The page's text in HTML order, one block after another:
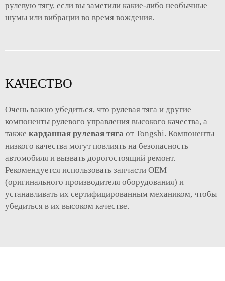
рулевую тягу, если вы заметили какие-либо необычные
шумы или вибрации во время вождения.
КАЧЕСТВО
Очень важно убедиться, что рулевая тяга и другие
компоненты рулевого управления высокого качества, а
также карданная рулевая тяга от Tongshi. Компоненты
низкого качества могут повлиять на безопасность
автомобиля и вызвать дорогостоящий ремонт.
Рекомендуется использовать запчасти OEM
(оригинального производителя оборудования) и
устанавливать их сертифицированным механиком, чтобы
убедиться в их высоком качестве.